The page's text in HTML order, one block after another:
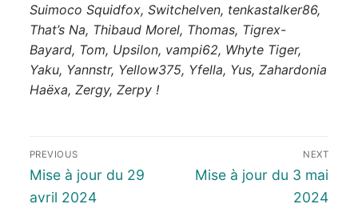
Suimoco Squidfox, Switchelven, tenkastalker86,
That’s Na, Thibaud Morel, Thomas, Tigrex-
Bayard, Tom, Upsilon, vampi62, Whyte Tiger,
Yaku, Yannstr, Yellow375, Yfella, Yus, Zahardonia
Haëxa, Zergy, Zerpy !
PREVIOUS
Mise à jour du 29
avril 2024
NEXT
Mise à jour du 3 mai
2024